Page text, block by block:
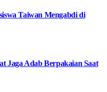
Taiwan Mengabdi di
Jaga Adab Berpakaian Saat